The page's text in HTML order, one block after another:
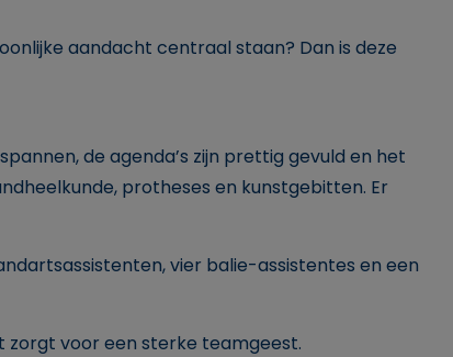
aandacht centraal staan? Dan is deze
de agenda’s zijn prettig gevuld en het
protheses en kunstgebitten. Er
vier balie-assistentes en een
zorgt voor een sterke teamgeest.